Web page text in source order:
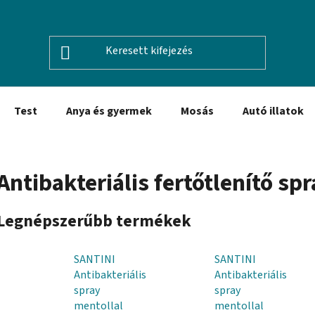
Test Anya és gyermek Mosás Autó illatok
fertőtlenítő
termékek
SANTINI
Antibakteriális
spray
mentollal
SANTINI
Antibakteriális
spray
mentollal